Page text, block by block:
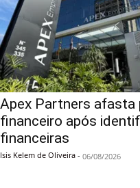
Apex Partners afasta
financeiro após
financeiras
Isis Kelem de Oliveira - 06/08/2026